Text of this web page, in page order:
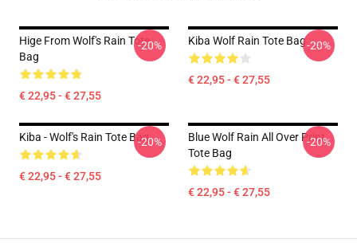
Hige From Wolf's Rain Tote
Bag
€ 22,95 - € 27,55
-20% Kiba Wolf Rain Tote Bag
€ 22,95 - € 27,55
-20%
Kiba - Wolf's Rain Tote Bag
€ 22,95 - € 27,55
-20%
Blue Wolf Rain All Over Print
Tote Bag
€ 22,95 - € 27,55
-20%